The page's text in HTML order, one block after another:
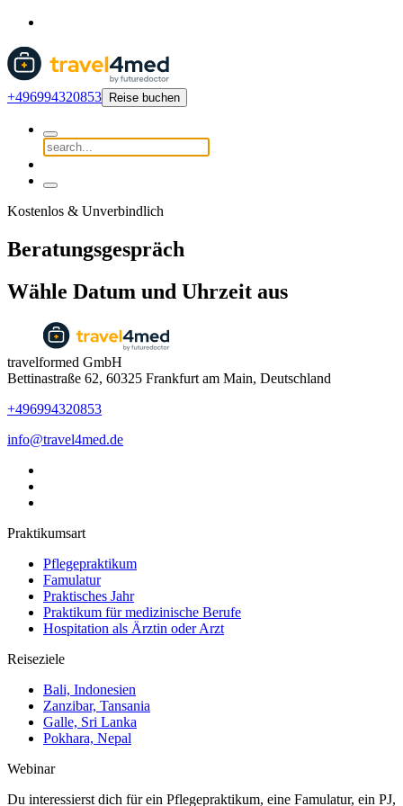
+496994320853 Reise buchen
Kostenlos & Unverbindlich
Beratungsgespräch
Wähle Datum und Uhrzeit aus
travelformed GmbH
Bettinastraße 62, 60325 Frankfurt am Main, Deutschland
+496994320853
info@travel4med.de
Praktikumsart
Pflegepraktikum
Famulatur
Praktisches Jahr
Praktikum für medizinische Berufe
Hospitation als Ärztin oder Arzt
Reiseziele
Bali, Indonesien
Zanzibar, Tansania
Galle, Sri Lanka
Pokhara, Nepal
Webinar
Du interessierst dich für ein Pflegepraktikum, eine Famulatur, ein PJ,